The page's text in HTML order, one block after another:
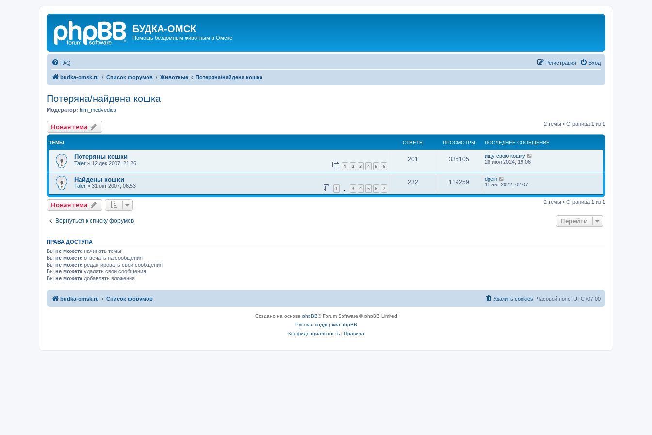
БУДКА-ОМСК
Помощь бездомным животным в Омске
FAQ Вход
Регистрация
budka-omsk.ru Список форумов Животные Потеряна/найдена кошка
Потеряна/найдена кошка
Модератор: him_medvedica
Новая тема 2 темы • Страница 1 из 1
ТЕМЫ ОТВЕТЫ ПРОСМОТРЫ ПОСЛЕДНЕЕ СООБЩЕНИЕ
Потеряны кошки
Taler » 12 дек 2007, 21:26 1 2 3 4 5 6
201 335105
ищу свою кошку
28 июл 2024, 19:06
Найдены кошки
Taler » 31 окт 2007, 06:53 1 3 4 5 6 7
232 119259
dgein
11 авг 2022, 02:07
Новая тема 2 темы • Страница 1 из 1
Вернуться к списку форумов Перейти
ПРАВА ДОСТУПА
Вы не можете начинать темы
Вы не можете отвечать на сообщения
Вы не можете редактировать свои сообщения
Вы не можете удалять свои сообщения
Вы не можете добавлять вложения
budka-omsk.ru Список форумов Часовой пояс: UTC+07:00
Удалить cookies
Создано на основе phpBB® Forum Software © phpBB Limited
Русская поддержка phpBB
Конфиденциальность| Правила